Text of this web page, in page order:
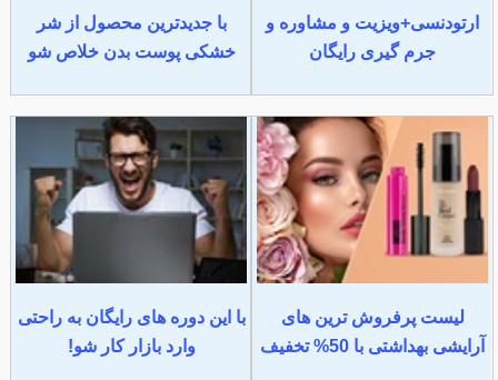
ارتودنسی+ویزیت و مشاوره و
جرم گیری رایگان
با جدیدترین محصول از شر
خشکی پوست بدن خلاص شو
لیست پرفروش ترین های
آرایشی بهداشتی با 50% تخفیف
با این دوره های رایگان به راحتی
وارد بازار کار شو!